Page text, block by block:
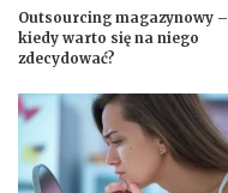
Outsourcing magazynowy –
kiedy warto się na niego
zdecydować?